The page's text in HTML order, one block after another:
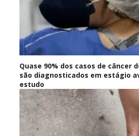
Quase 90% dos casos de câncer
são diagnosticados em estágio
estudo